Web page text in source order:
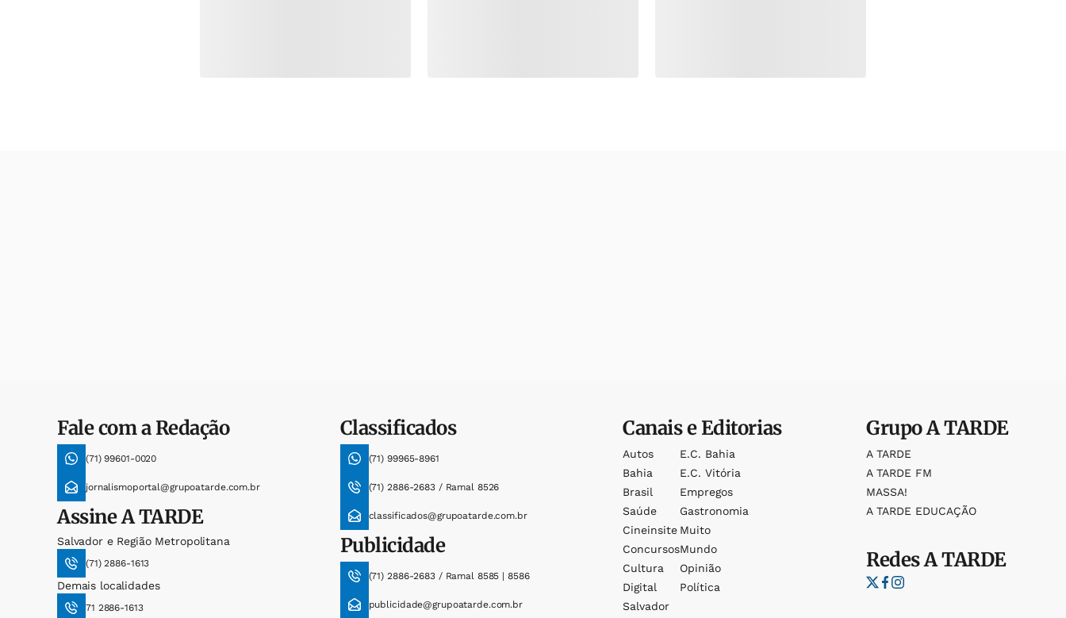
Fale com a Redação
(71) 99601-0020
jornalismoportal@grupoatarde.com.br
AssineA TARDE
Salvador e Região Metropolitana
(71) 2886-1613
Demais localidades
71 2886-1613
Classificados
(71) 99965-8961
(71) 2886-2683 / Ramal 8526
classificados@grupoatarde.com.br
Publicidade
(71) 2886-2683 / Ramal 8585 | 8586
publicidade@grupoatarde.com.br
Canais e Editorias
Autos
Bahia
Brasil
Saúde
Cineinsite
Concursos
Cultura
Digital
Salvador
E.c. Bahia
E.c. Vitória
Empregos
Gastronomia
Muito
Mundo
Opinião
Política
GrupoA TARDE
A TARDE
A TARDE FM
MASSA!
A TARDE EDUCAÇÃO
RedesA TARDE